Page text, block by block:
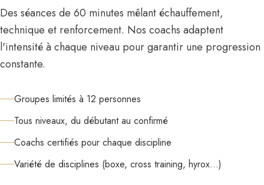
Des séances de 60 minutes mêlant échauffement,
technique et renforcement. Nos coachs adaptent
l'intensité à chaque niveau pour garantir une progression
constante.
Groupes limités à 12 personnes
Tous niveaux, du débutant au confirmé
Coachs certifiés pour chaque discipline
Variété de disciplines (boxe, cross training, hyrox…)